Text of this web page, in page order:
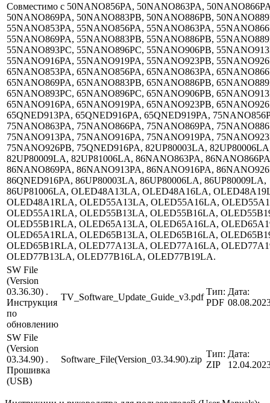
Совместимо с 50NANO856PA, 50NANO863PA,
50NANO869PA, 50NANO883PB, 50NANO886PB,
55NANO853PA, 55NANO856PA, 55NANO863PA,
55NANO869PA, 55NANO883PB, 55NANO886PB,
55NANO893PC, 55NANO896PC, 55NANO906PB,
55NANO916PA, 55NANO919PA, 55NANO923PB,
65NANO853PA, 65NANO856PA, 65NANO863PA,
65NANO869PA, 65NANO883PB, 65NANO886PB,
65NANO893PC, 65NANO896PC, 65NANO906PB,
65NANO916PA, 65NANO919PA, 65NANO923PB,
65QNED913PA, 65QNED916PA, 65QNED919PA,
75NANO863PA, 75NANO866PA, 75NANO869PA,
75NANO913PA, 75NANO916PA, 75NANO919PA,
75NANO926PB, 75QNED916PA, 82UP80003LA,
82UP80009LA, 82UP81006LA, 86NANO863PA,
86NANO869PA, 86NANO913PA, 86NANO916PA,
86QNED916PA, 86UP80003LA, 86UP80006LA, 86UP80009LA,
86UP81006LA, OLED48A13LA, OLED48A16LA,
OLED48A1RLA, OLED55A13LA, OLED55A16LA,
OLED55A1RLA, OLED55B13LA, OLED55B16LA,
OLED55B1RLA, OLED65A13LA, OLED65A16LA,
OLED65A1RLA, OLED65B13LA, OLED65B16LA,
OLED65B1RLA, OLED77A13LA, OLED77A16LA,
OLED77B13LA, OLED77B16LA, OLED77B19LA.
SW File
(Version
03.36.30) .
Инструкция
по
обновлению
TV_Software_Update_Guide_v3.pdf
Тип:
PDF
Дата:
SW File
(Version
03.34.90) .
Прошивка
(USB)
Software_File(Version_03.34.90).zip
Тип:
ZIP
Дата: